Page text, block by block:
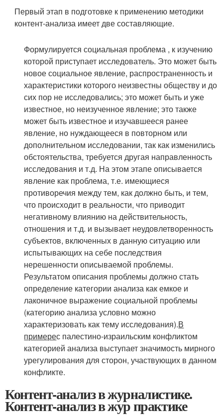
Первый этап в подготовке к применению методики
контент-анализа имеет две составляющие.
Формулируется социальная проблема , к изучению
которой приступает исследователь. Это может быть
новое социальное явление, распространенность и
характеристики которого неизвестны обществу и до
сих пор не исследовались; это может быть и уже
известное, но неизученное явление; это также
может быть известное и изучавшееся ранее
явление, но нуждающееся в повторном или
дополнительном исследовании, так как изменились
обстоятельства, требуется другая направленность
исследования и т.д. На этом этапе описывается
явление как проблема, т.е. имеющиеся
противоречия между тем, как должно быть, и тем,
что происходит в реальности, что приводит
негативному влиянию на действительность,
отношения и т.д. и вызывает неудовлетворенность
субъектов, включенных в данную ситуацию или
испытывающих на себе последствия
нерешенности описываемой проблемы.
Результатом описания проблемы должно стать
определение категории анализа как емкое и
лаконичное выражение социальной проблемы
(категорию анализа условно можно
характеризовать как тему исследования).В
примерес палестино-израильским конфликтом
категорией анализа выступает значимость мирного
урегулирования для сторон, участвующих в данном
конфликте.
Контент-анализ в журналистике.
Контент-анализ в жур практике